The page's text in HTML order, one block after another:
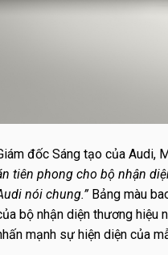
đốc Sáng tạo của Audi,
tiên phong cho bộ nhận
nói chung.”Bảng màu
bộ nhận diện thương hiệu
mạnh sự hiện diện của